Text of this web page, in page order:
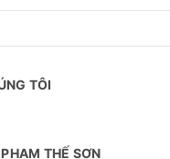
TÔI
THẾ SƠN